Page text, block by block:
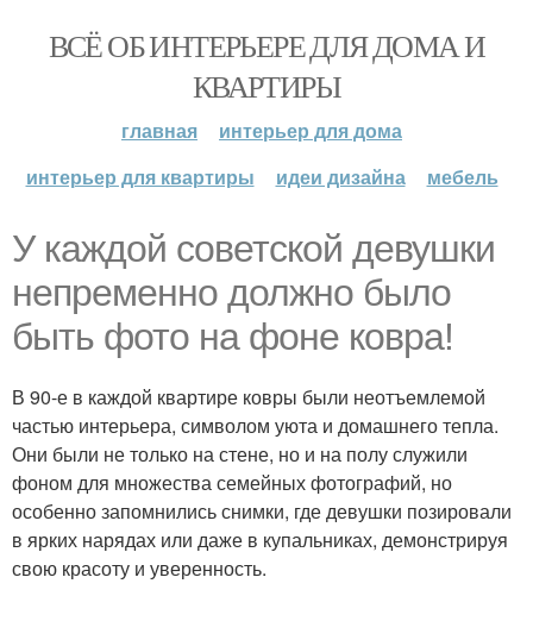
ВСЁ ОБ ИНТЕРЬЕРЕ ДЛЯ ДОМА И
КВАРТИРЫ
главная
интерьер для дома
интерьер для квартиры
идеи дизайна мебель
У каждой советской девушки
непременно должно было
быть фото на фоне ковра!
В 90-е в каждой квартире ковры были неотъемлемой
частью интерьера, символом уюта и домашнего тепла.
Они были не только на стене, но и на полу служили
фоном для множества семейных фотографий, но
особенно запомнились снимки, где девушки позировали
в ярких нарядах или даже в купальниках, демонстрируя
свою красоту и уверенность.